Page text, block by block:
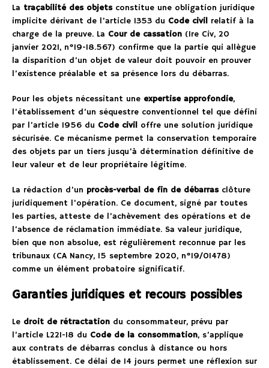
La traçabilité des objetsconstitue une obligation juridique
implicite dérivant de l’article 1353 du Code civil relatif à la
charge de la preuve. La Cour de cassation (1re Civ, 20
janvier 2021, n°19-18.567) confirme que la partie qui allègue
la disparition d’un objet de valeur doit pouvoir en prouver
l’existence préalable et sa présence lors du débarras.
Pour les objets nécessitant une expertise approfondie,
l’établissement d’un séquestre conventionnel tel que défini
par l’article 1956 du Code civil offre une solution juridique
sécurisée. Ce mécanisme permet la conservation temporaire
des objets par un tiers jusqu’à détermination définitive de
leur valeur et de leur propriétaire légitime.
La rédaction d’un procès-verbal de fin de débarrasclôture
juridiquement l’opération. Ce document, signé par toutes
les parties, atteste de l’achèvement des opérations et de
l’absence de réclamation immédiate. Sa valeur juridique,
bien que non absolue, est régulièrement reconnue par les
tribunaux (CA Nancy, 15 septembre 2020, n°19/01478)
comme un élément probatoire significatif.
Garanties juridiques et recours possibles
Le droit de rétractation du consommateur, prévu par
l’article L221-18 du Code de la consommation, s’applique
aux contrats de débarras conclus à distance ou hors
établissement. Ce délai de 14 jours permet une réflexion sur